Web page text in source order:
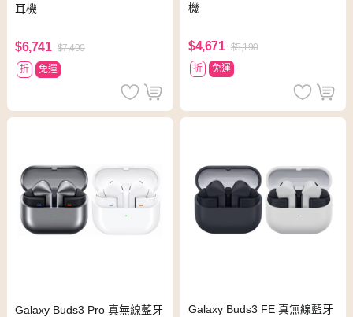
耳機
$6,741 $7,490
折
免運
機
$4,671 $5,190
折
免運
Galaxy Buds3 Pro 真無線藍牙
Galaxy Buds3 FE 真無線藍牙